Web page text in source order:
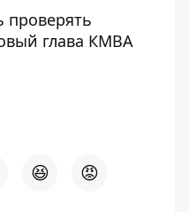
проверять
глава КМВА
😆 😡